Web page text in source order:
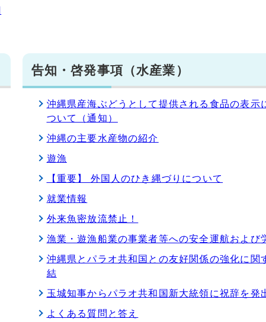
告知・啓発事項（水産業）
沖縄県産海ぶどうとして提供される食品の表示
ついて（通知）
沖縄の主要水産物の紹介
遊漁
【重要】 外国人のひき縄づりについて
就業情報
外来魚密放流禁止！
漁業・遊漁船業の事業者等への安全運航および
沖縄県とパラオ共和国との友好関係の強化に関
結
玉城知事からパラオ共和国新大統領に祝辞を発
よくある質問と答え